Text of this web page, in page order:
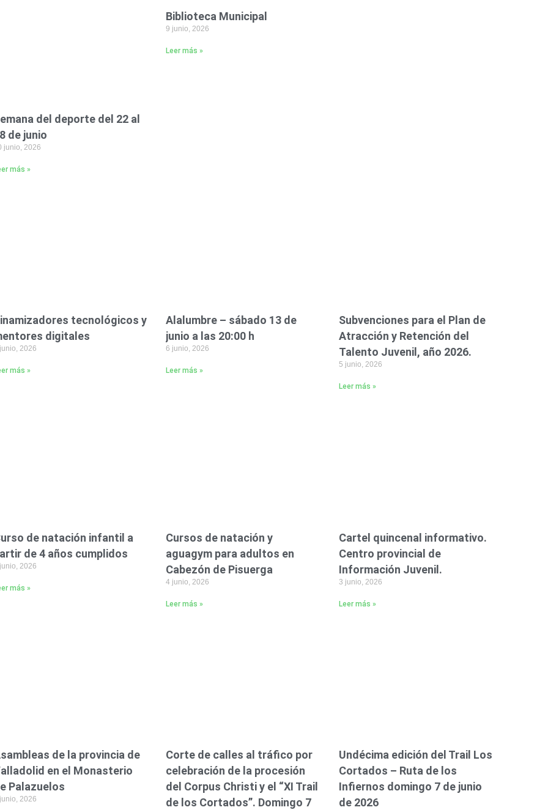
del deporte del 22 al
de junio
junio, 2026
más »
Biblioteca Municipal
9 junio, 2026
Leer más »
tecnológicos y
digitales
2026
más »
Alalumbre – sábado 13 de
junio a las 20:00 h
6 junio, 2026
Leer más »
Subvenciones para el Plan de
Atracción y Retención del
Talento Juvenil, año 2026.
5 junio, 2026
Leer más »
de natación infantil a
de 4 años cumplidos
2026
más »
Cursos de natación y
aguagym para adultos en
Cabezón de Pisuerga
4 junio, 2026
Leer más »
Cartel quincenal informativo.
Centro provincial de
Información Juvenil.
3 junio, 2026
Leer más »
de la provincia de
en el Monasterio
Palazuelos
2026
Corte de calles al tráfico por
celebración de la procesión
del Corpus Christi y el “XI Trail
de los Cortados”. Domingo 7
Undécima edición del Trail Los
Cortados – Ruta de los
Infiernos domingo 7 de junio
de 2026